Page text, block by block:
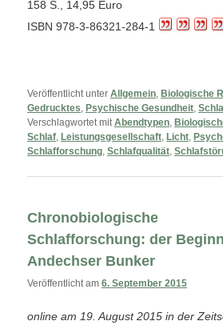
158 S., 14,95 Euro
ISBN 978-3-86321-284-1
Veröffentlicht unter Allgemein ,Biologische
Gedrucktes ,Psychische Gesundheit ,
Verschlagwortet mit Abendtypen ,
Schlaf ,Leistungsgesellschaft ,Licht ,
Schlafforschung ,Schlafqualität ,
Chronobiologische
Schlafforschung: der
Andechser Bunker
Veröffentlicht am6. September 2015
online am 19. August 2015 in der